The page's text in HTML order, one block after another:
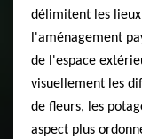
délimitent les
l'aménagement
de l'espace
visuellement les
de fleurs, les
aspect plus